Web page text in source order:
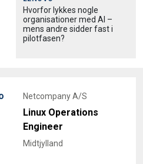
Hvorfor lykkes nogle
organisationer med AI –
mens andre sidder fast i
pilotfasen?
Netcompany A/S
Linux Operations
Engineer
Midtjylland